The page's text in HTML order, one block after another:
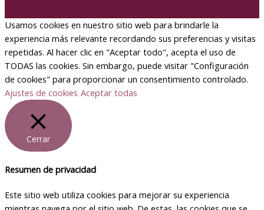
Usamos cookies en nuestro sitio web para brindarle la
experiencia más relevante recordando sus preferencias y visitas
repetidas. Al hacer clic en "Aceptar todo", acepta el uso de
TODAS las cookies. Sin embargo, puede visitar "Configuración
de cookies" para proporcionar un consentimiento controlado.
Ajustes de cookies Aceptar todas
Cerrar
Resumen de privacidad
Este sitio web utiliza cookies para mejorar su experiencia